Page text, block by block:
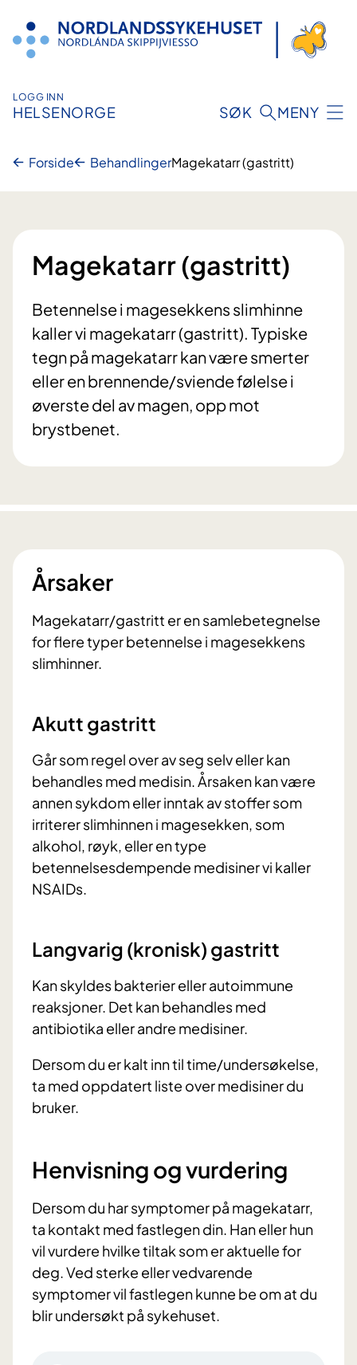
innhold
LOGG INN
HELSENORGE SØK MENY
Forside BehandlingerMagekatarr (gastritt)
Magekatarr (gastritt)
Betennelse i magesekkens slimhinne
kaller vi magekatarr (gastritt). Typiske
tegn på magekatarr kan være smerter
eller en brennende/sviende følelse i
øverste del av magen, opp mot
brystbenet.
Årsaker
Magekatarr/gastritt er en samlebetegnelse
for flere typer betennelse i magesekkens
slimhinner.
Akutt gastritt
Går som regel over av seg selv eller kan
behandles med medisin. Årsaken kan være
annen sykdom eller inntak av stoffer som
irriterer slimhinnen i magesekken, som
alkohol, røyk, eller en type
betennelsesdempende medisiner vi kaller
NSAIDs.
Langvarig (kronisk) gastritt
Kan skyldes bakterier eller autoimmune
reaksjoner. Det kan behandles med
antibiotika eller andre medisiner.
Dersom du er kalt inn til time/undersøkelse,
ta med oppdatert liste over medisiner du
bruker.
Henvisning og vurdering
Dersom du har symptomer på magekatarr,
ta kontakt med fastlegen din. Han eller hun
vil vurdere hvilke tiltak som er aktuelle for
deg. Ved sterke eller vedvarende
symptomer vil fastlegen kunne be om at du
blir undersøkt på sykehuset.